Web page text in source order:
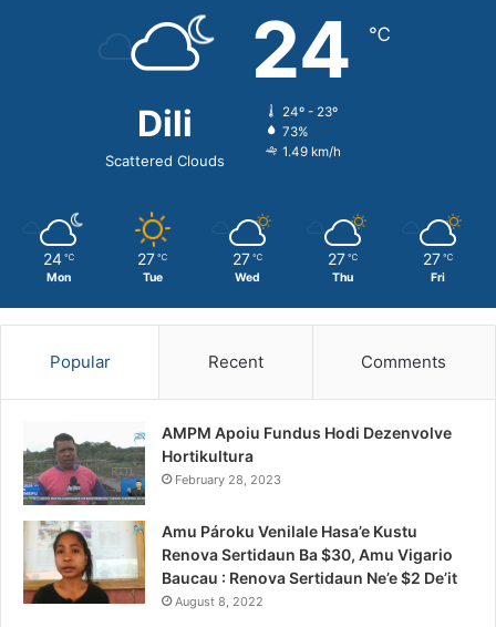
Dili
Scattered Clouds
24 ℃
24º - 23º
73%
1.49 km/h
24 ℃
Mon
27 ℃
Tue
27 ℃
Wed
27 ℃
Thu
27 ℃
Fri
Popular Recent Comments
AMPM Apoiu Fundus Hodi Dezenvolve
Hortikultura
February 28, 2023
Amu Pároku Venilale Hasa’e Kustu
Renova Sertidaun Ba $30, Amu Vigario
Baucau : Renova Sertidaun Ne’e $2 De’it
August 8, 2022